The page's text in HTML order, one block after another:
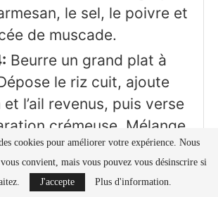
le sel, le poivre et
de muscade.
Beurre un grand plat à
le riz cuit, ajoute
et l’ail revenus, puis verse
crémeuse. Mélange
pour bien imprégner
cookies pour améliorer votre expérience. Nous
convient, mais vous pouvez vous désinscrire si
J'accepte Plus d'information.